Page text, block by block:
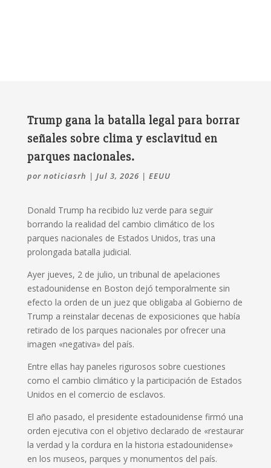
Trump gana la batalla legal para borrar
señales sobre clima y esclavitud en
parques nacionales.
por noticiasrh | Jul 3, 2026 | EEUU
Donald Trump ha recibido luz verde para seguir
borrando la realidad del cambio climático de los
parques nacionales de Estados Unidos, tras una
prolongada batalla judicial.
Ayer jueves, 2 de julio, un tribunal de apelaciones
estadounidense en Boston dejó temporalmente sin
efecto la orden de un juez que obligaba al Gobierno de
Trump a reinstalar decenas de exposiciones que había
retirado de los parques nacionales por ofrecer una
imagen «negativa» del país.
Entre ellas hay paneles rigurosos sobre cuestiones
como el cambio climático y la participación de Estados
Unidos en el comercio de esclavos.
El año pasado, el presidente estadounidense firmó una
orden ejecutiva con el objetivo declarado de «restaurar
la verdad y la cordura en la historia estadounidense»
en los museos, parques y monumentos del país.